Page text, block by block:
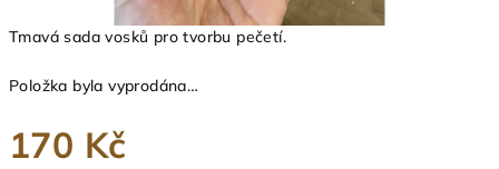
Tmavá sada vosků pro tvorbu pečetí.
Položka byla vyprodána…
170 Kč